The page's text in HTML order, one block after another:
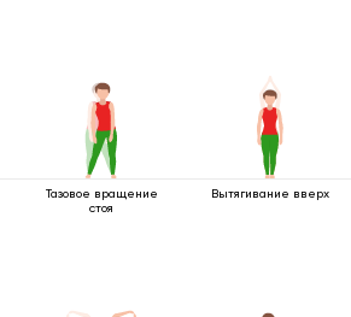
Тазовое вращение
стоя
Вытягивание вверх